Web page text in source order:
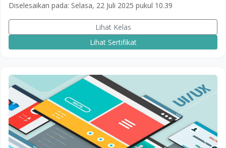
Diselesaikan pada: Selasa, 22 Juli 2025 pukul 10.39
Lihat Kelas
Lihat Sertifikat